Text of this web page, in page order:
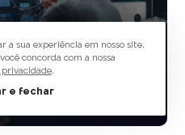
cibersegurança:
em
a sua experiência em nosso site.
concorda com a nossa
.
e fechar